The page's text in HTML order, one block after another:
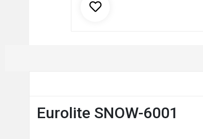
Eurolite SNOW-6001